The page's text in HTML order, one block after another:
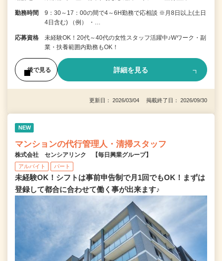
勤務時間
9：30～17：00の間で4～6H勤務で応相談 ※月8日以上(土日
4日含む) （例） ・…
応募資格
未経験OK！20代～40代の女性スタッフ活躍中♪Wワーク・副
業・扶養範囲内勤務もOK！
後で見る 詳細を見る
更新日： 2026/03/04 掲載終了日： 2026/09/30
NEW
マンションの代行管理人・清掃スタッフ
株式会社 センシアリンク 【毎日興業グループ】
アルバイト パート
未経験OK！シフトは事前申告制で月1回でもOK！まずは
登録して都合に合わせて働く事が出来ます♪